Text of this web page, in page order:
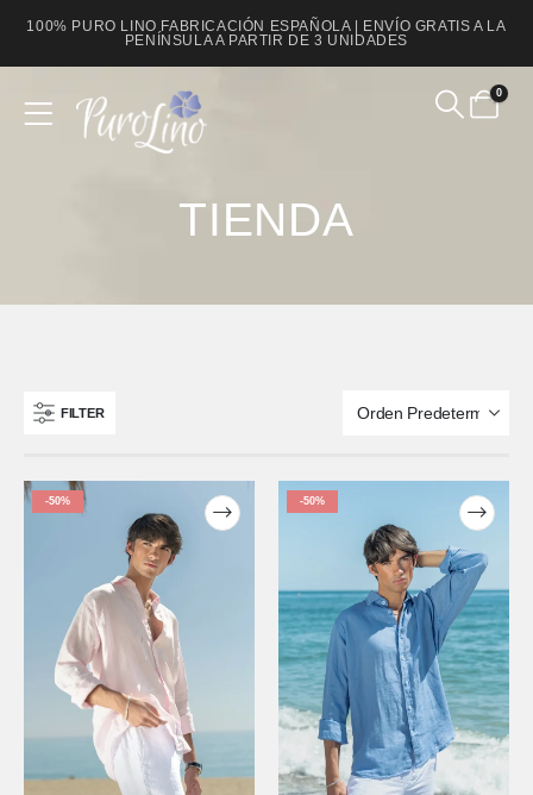
100% PURO LINO FABRICACIÓN ESPAÑOLA | ENVÍO GRATIS A LA
PENÍNSULA A PARTIR DE 3 UNIDADES
0
TIENDA
FILTER
-50% -50%